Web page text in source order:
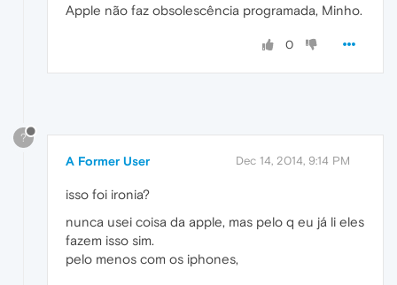
Apple não faz obsolescência programada, Minho.
0
?
A Former User Dec 14, 2014, 9:14 PM
isso foi ironia?
nunca usei coisa da apple, mas pelo q eu já li eles
fazem isso sim.
pelo menos com os iphones,